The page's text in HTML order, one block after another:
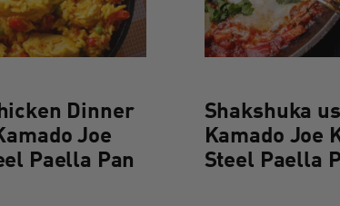
Dinner
Joe
Paella Pan
Shakshuka
Kamado Joe
Steel Paella